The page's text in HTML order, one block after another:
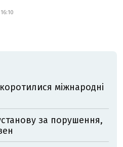
міжнародні
за порушення,